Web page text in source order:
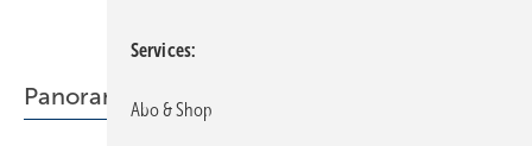
Panorama
Services
Abo & Shop